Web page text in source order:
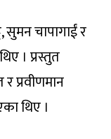
सुमन चापागाईं र
। प्रस्तुत
प्रवीणमान
थिए ।